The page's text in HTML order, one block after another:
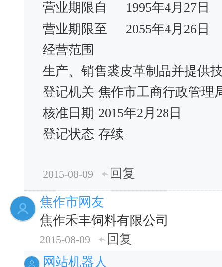
营业期限自
1995年4月27日
营业期限至
2055年4月26日
经营范围
生产、销售裘皮革制品并提供
登记机关 焦作市工商行政管理
核准日期 2015年2月28日
登记状态 存续
2015-08-09
回复
焦作市网友
焦作禾丰饲料有限公司
2015-08-09
回复
网站机器人